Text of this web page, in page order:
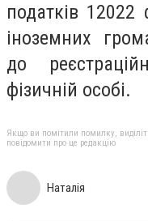
податків 12022
іноземних
до
фізичній особі.
Якщо ви помітили помилку,
повідомити про це редакцію
Наталія